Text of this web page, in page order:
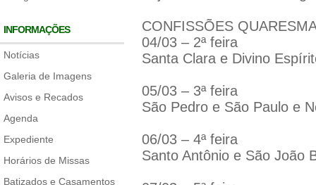
INFORMAÇÕES
Notícias
Galeria de Imagens
Avisos e Recados
Agenda
Expediente
Horários de Missas
Batizados e Casamentos
CONFISSÕES
04/03 – 2ª feira
Santa Clara e Divino
05/03 – 3ª feira
São Pedro e São Paulo e
06/03 – 4ª feira
Santo Antônio e São João